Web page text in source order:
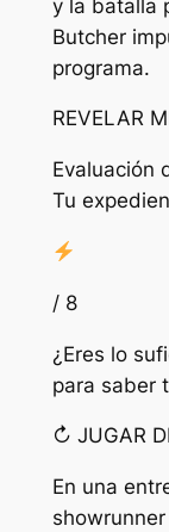
y la batalla
Butcher
programa.
REVELAR
Evaluación
Tu
/ 8
¿Eres lo
para saber
↻ JUGAR
En una